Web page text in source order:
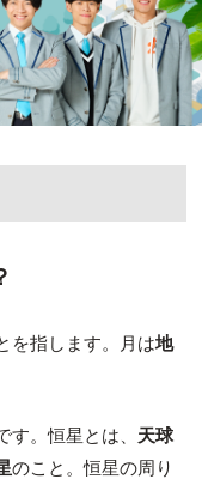
を指します。月は地
す。恒星とは、 天球
のこと。恒星の周り